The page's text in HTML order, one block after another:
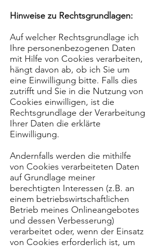
Hinweise zu Rechtsgrundlagen:
Auf welcher Rechtsgrundlage ich
Ihre personenbezogenen Daten
mit Hilfe von Cookies verarbeiten,
hängt davon ab, ob ich Sie um
eine Einwilligung bitte. Falls dies
zutrifft und Sie in die Nutzung von
Cookies einwilligen, ist die
Rechtsgrundlage der Verarbeitung
Ihrer Daten die erklärte
Einwilligung.
Andernfalls werden die mithilfe
von Cookies verarbeiteten Daten
auf Grundlage meiner
berechtigten Interessen (z.B. an
einem betriebswirtschaftlichen
Betrieb meines Onlineangebotes
und dessen Verbesserung)
verarbeitet oder, wenn der Einsatz
von Cookies erforderlich ist, um